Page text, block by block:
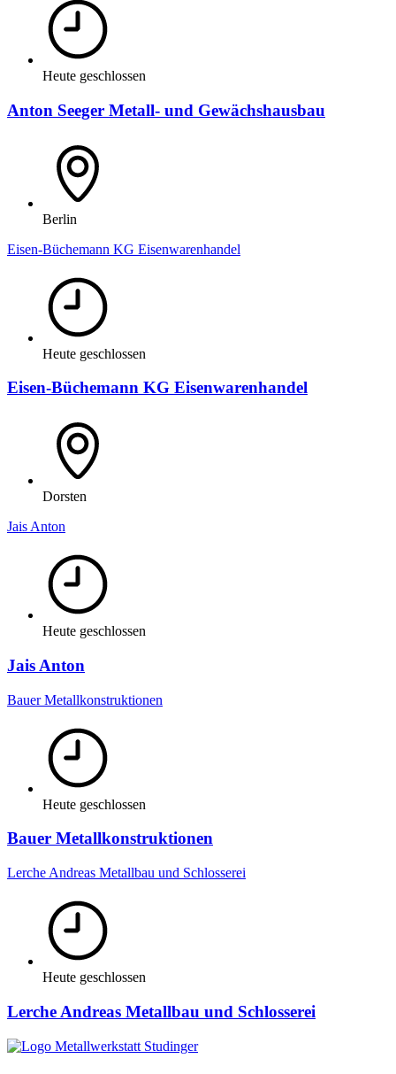
Heute geschlossen
Anton Seeger Metall- und Gewächshausbau
Berlin
Eisen-Büchemann KG Eisenwarenhandel
Heute geschlossen
Eisen-Büchemann KG Eisenwarenhandel
Dorsten
Jais Anton
Heute geschlossen
Jais Anton
Bauer Metallkonstruktionen
Heute geschlossen
Bauer Metallkonstruktionen
Lerche Andreas Metallbau und Schlosserei
Heute geschlossen
Lerche Andreas Metallbau und Schlosserei